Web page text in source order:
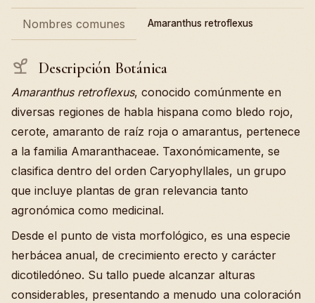
Nombres comunes Amaranthus retroflexus
Descripción Botánica
Amaranthus retroflexus, conocido comúnmente en
diversas regiones de habla hispana como bledo rojo,
cerote, amaranto de raíz roja o amarantus, pertenece
a la familia Amaranthaceae. Taxonómicamente, se
clasifica dentro del orden Caryophyllales, un grupo
que incluye plantas de gran relevancia tanto
agronómica como medicinal.
Desde el punto de vista morfológico, es una especie
herbácea anual, de crecimiento erecto y carácter
dicotiledóneo. Su tallo puede alcanzar alturas
considerables, presentando a menudo una coloración